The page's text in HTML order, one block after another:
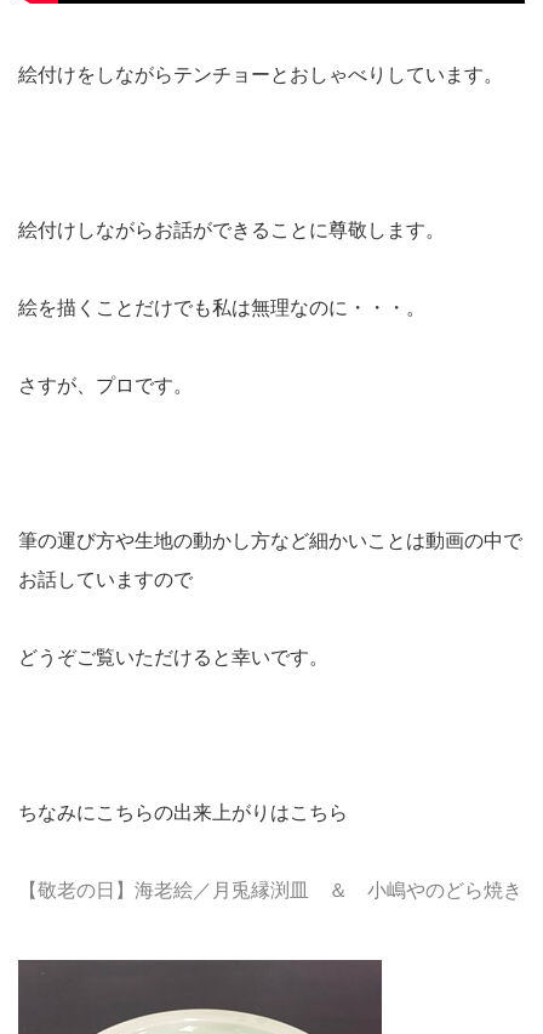
絵付けをしながらテンチョーとおしゃべりしています。
絵付けしながらお話ができることに尊敬します。
絵を描くことだけでも私は無理なのに・・・。
さすが、プロです。
筆の運び方や生地の動かし方など細かいことは動画の中で
お話していますので
どうぞご覧いただけると幸いです。
ちなみにこちらの出来上がりはこちら
【敬老の日】海老絵／月兎縁渕皿 ＆ 小嶋やのどら焼き